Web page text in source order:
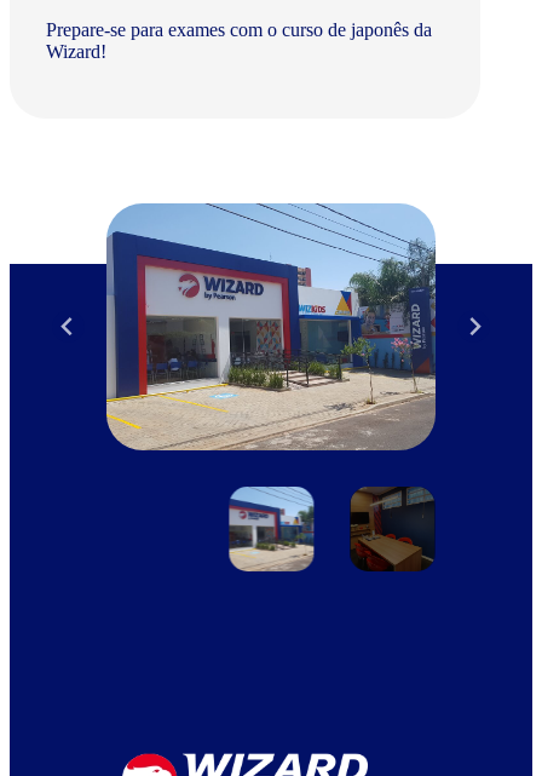
Prepare-se para exames com o curso de japonês da
Wizard!